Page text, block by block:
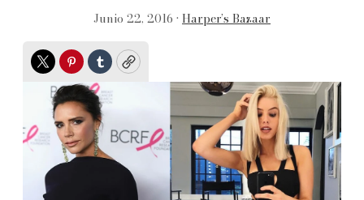
Junio 22, 2016 • Harper’s Bazaar
TwitterPinterest
TumblrCopy